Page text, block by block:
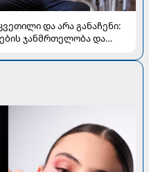
და არა განაჩენი:
ჯანმრთელობა და